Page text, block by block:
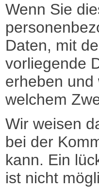
Wenn Sie
Daten, mit
vorliegende
erheben und
welchem
Wir weisen
bei der
kann. Ein
ist nicht